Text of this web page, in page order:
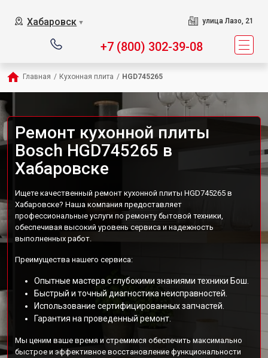
Хабаровск ▼ улица Лазо, 21
+7 (800) 302-39-08
Главная / Кухонная плита / HGD745265
Ремонт кухонной плиты
Bosch HGD745265 в
Хабаровске
Ищете качественный ремонт кухонной плиты HGD745265 в
Хабаровске? Наша компания предоставляет
профессиональные услуги по ремонту бытовой техники,
обеспечивая высокий уровень сервиса и надежность
выполненных работ.
Преимущества нашего сервиса:
Опытные мастера с глубокими знаниями техники Бош.
Быстрый и точный диагностика неисправностей.
Использование сертифицированных запчастей.
Гарантия на проведенный ремонт.
Мы ценим ваше время и стремимся обеспечить максимально
быстрое и эффективное восстановление функциональности